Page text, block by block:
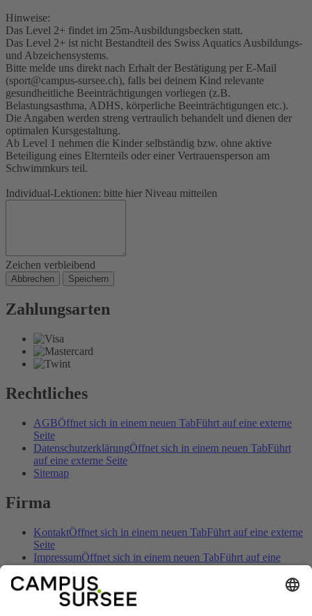
Hinweise:
Das Level 2+ findet im 25m-Ausbildungsbecken statt.
Das Level 2+ ist nicht Bestandteil des Swiss Aquatics Ausbildungs-
und Abzeichensystems.
Bitte melde uns direkt nach Erhalt der Bestätigung per E-Mail
(sport@campus-sursee.ch), falls bei deinem Kind relevante
gesundheitliche Beeinträchtigungen vorliegen (z.B.
Belastungsasthma, ADHS, körperliche Beeinträchtigungen etc.).
Die Angaben werden streng vertraulich behandelt und dienen der
optimalen Kursgestaltung.
Ab Level 1 nehmen die Kinder selbständig bzw. ohne aktive
Beteiligung eines Elternteils oder einer Vertrauensperson am
Schwimmkurs teil.
Individual-Lektionen: bitte hier Niveau mitteilen
Zeichen verbleibend
Abbrechen Speichern
Zahlungsarten
Rechtliches
AGBÖffnet sich in einem neuen TabFührt auf eine externe
Seite
DatenschutzerklärungÖffnet sich in einem neuen TabFührt
auf eine externe Seite
Sitemap
Firma
KontaktÖffnet sich in einem neuen TabFührt auf eine externe
Seite
ImpressumÖffnet sich in einem neuen TabFührt auf eine
Öffnungszeiten
Führt auf eine
externe Seite
AnreiseÖffnet sich in einem neuen Tab